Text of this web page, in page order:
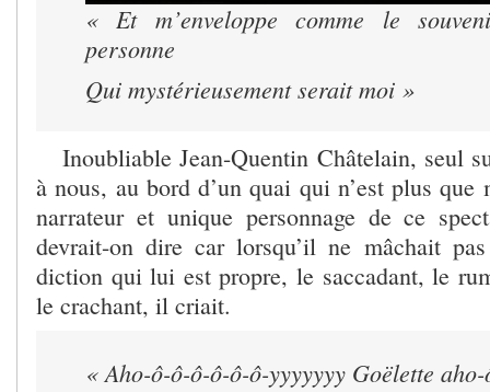
« Et m’enveloppe comme le
personne
Qui mystérieusement serait moi »
Inoubliable Jean-Quentin Châtelain, seul
à nous, au bord d’un quai qui n’est plus
narrateur et unique personnage de ce
devrait-on dire car lorsqu’il ne mâchait
diction qui lui est propre, le saccadant, le
le crachant, il criait.
« Aho-ô-ô-ô-ô-ô-ô-yyyyyyy Goëlette